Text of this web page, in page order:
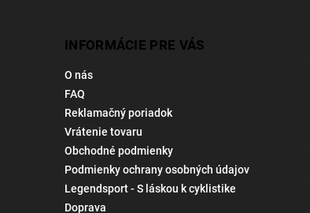
INFORMÁCIE PRE VÁS
O nás
FAQ
Reklamačný poriadok
Vrátenie tovaru
Obchodné podmienky
Podmienky ochrany osobných údajov
Legendsport - S láskou k cyklistike
Doprava